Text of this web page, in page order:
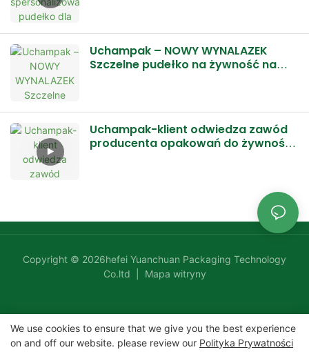
Uchampak – NOWY WYNALAZEK
Szczelne pudełko na żywność na
Uchampak-klient odwiedza zawód
producenta opakowań do żywności
Copyright © 2026hefei Yuanchuan Packaging Technology
Co.ltd |
Mapa witryny
We use cookies to ensure that we give you the best experience
on and off our website. please review our Polityka Prywatności